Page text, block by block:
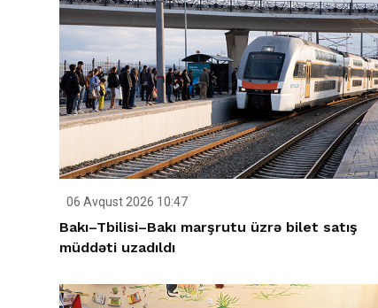
06 Avqust 2026 10:47
Bakı–Tbilisi–Bakı marşrutu üzrə bilet satış
müddəti uzadıldı